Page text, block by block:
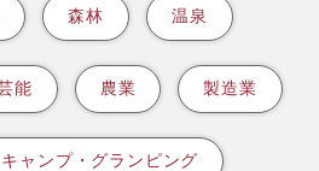
森林 温泉
能 農業 製造業
キャンプ・グランピング